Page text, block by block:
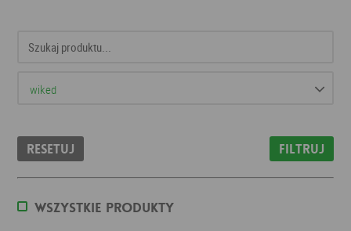
Resetuj Filtruj
Wszystkie produkty